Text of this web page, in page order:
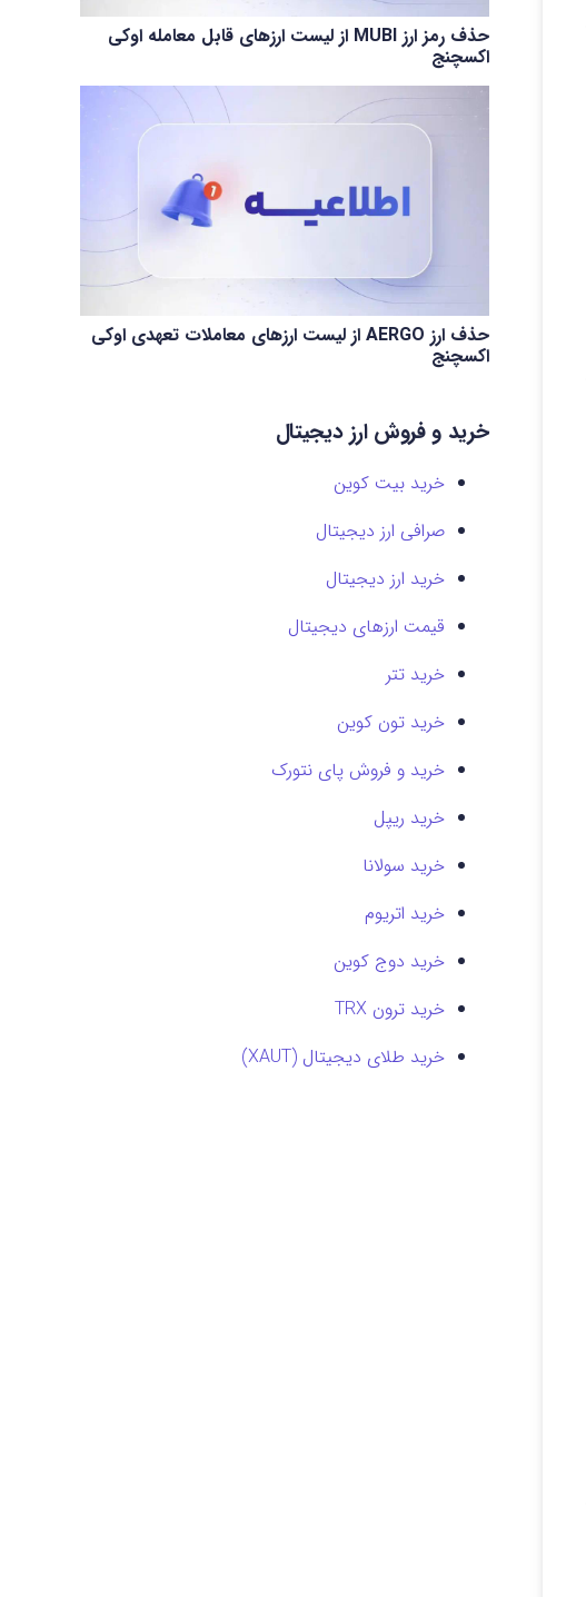
حذف رمز ارز MUBI از لیست ارزهای قابل معامله اوکی
اکسچنج
حذف ارز AERGO از لیست ارزهای معاملات تعهدی اوکی
اکسچنج
خرید و فروش ارز دیجیتال
خرید بیت کوین
صرافی ارز دیجیتال
خرید ارز دیجیتال
قیمت ارزهای دیجیتال
خرید تتر
خرید تون کوین
خرید و فروش پای نتورک
خرید ریپل
خرید سولانا
خرید اتریوم
خرید دوج کوین
خرید ترون TRX
خرید طلای دیجیتال (XAUT)